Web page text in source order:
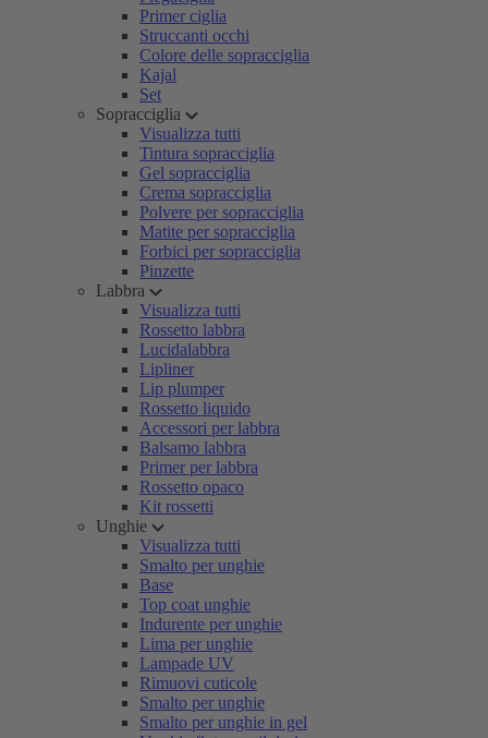
Primer ciglia
Struccanti occhi
Colore delle sopracciglia
Kajal
Set
Sopracciglia
Visualizza tutti
Tintura sopracciglia
Gel sopracciglia
Crema sopracciglia
Polvere per sopracciglia
Matite per sopracciglia
Forbici per sopracciglia
Pinzette
Labbra
Visualizza tutti
Rossetto labbra
Lucidalabbra
Lipliner
Lip plumper
Rossetto liquido
Accessori per labbra
Balsamo labbra
Primer per labbra
Rossetto opaco
Kit rossetti
Unghie
Visualizza tutti
Smalto per unghie
Base
Top coat unghie
Indurente per unghie
Lima per unghie
Lampade UV
Rimuovi cuticole
Smalto per unghie
Smalto per unghie in gel